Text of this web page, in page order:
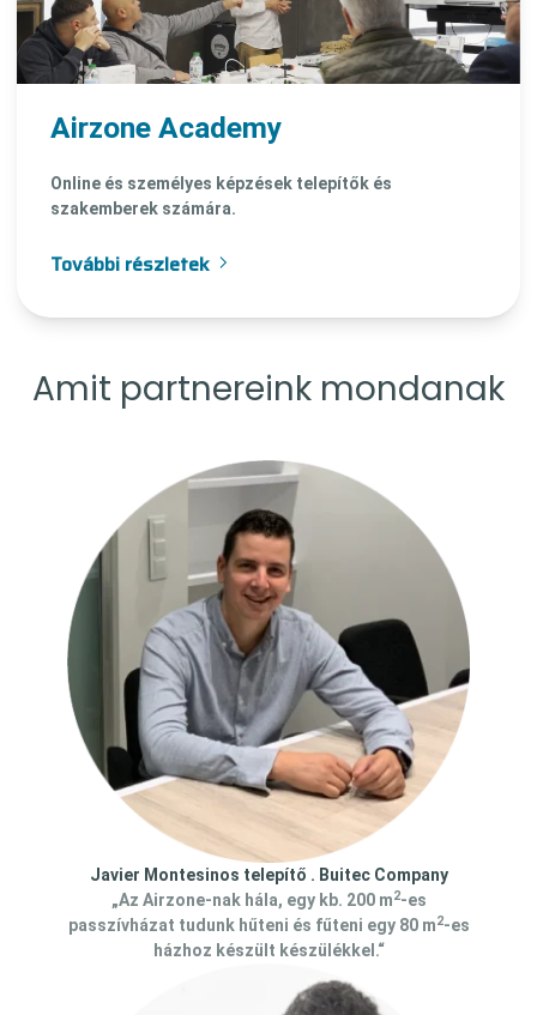
Airzone Academy
Online és személyes képzések telepítők és
szakemberek számára.
További részletek
Amit partnereink mondanak
Javier Montesinos telepítő . Buitec Company
„Az Airzone-nak hála, egy kb. 200 m2-es
passzívházat tudunk hűteni és fűteni egy 80 m2-es
házhoz készült készülékkel.“